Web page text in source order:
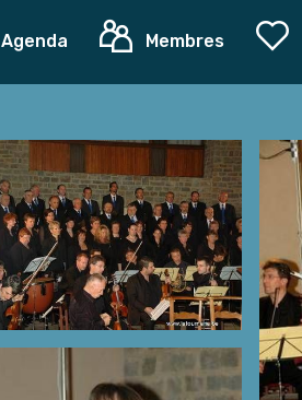
Agenda Membres